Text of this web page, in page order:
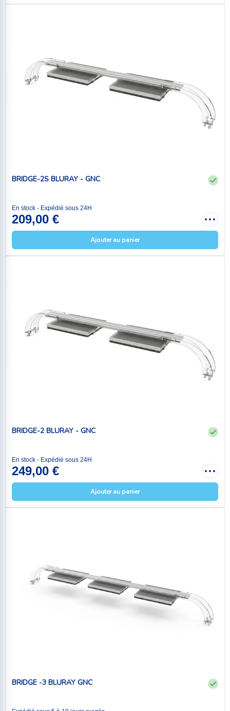
BRIDGE-2S BLURAY - GNC
En stock - Expédié sous 24H
209,00 €
Ajouter au panier
BRIDGE-2 BLURAY - GNC
En stock - Expédié sous 24H
249,00 €
Ajouter au panier
BRIDGE -3 BLURAY GNC